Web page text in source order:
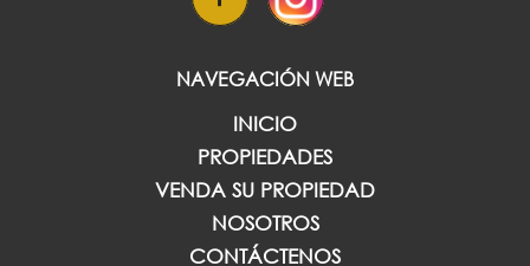
NAVEGACIÓN WEB
INICIO
PROPIEDADES
VENDA SU PROPIEDAD
NOSOTROS
CONTÁCTENOS